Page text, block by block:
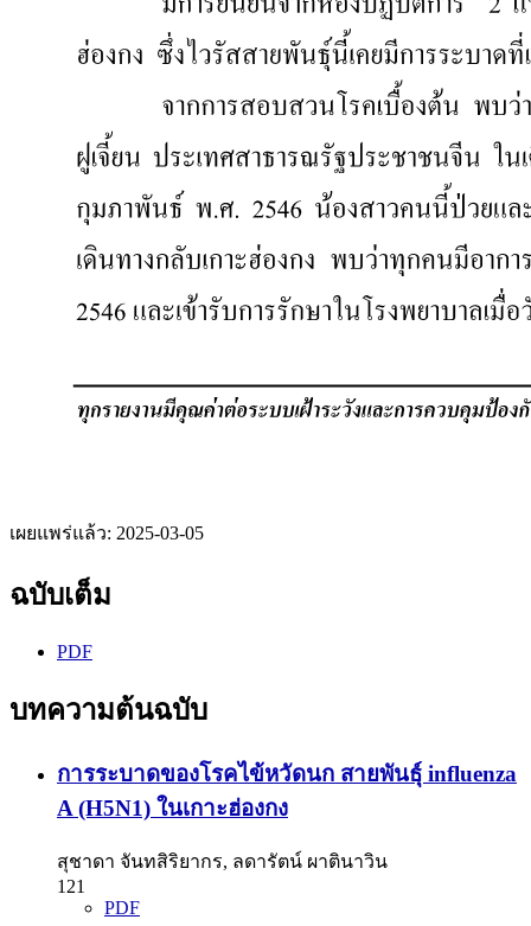
เผยแพร่แล้ว: 2025-03-05
ฉบับเต็ม
PDF
บทความต้นฉบับ
การระบาดของโรคไข้หวัดนก สายพันธุ์ influenza
A (H5N1) ในเกาะฮ่องกง
สุชาดา จันทสิริยากร, ลดารัตน์ ผาตินาวิน
121
PDF